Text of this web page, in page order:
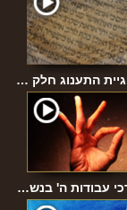
התענוג חלק …
עבודות ה' בנש…